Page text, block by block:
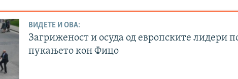
ВИДЕТЕ И ОВА:
Загриженост и осуда од европските лидери
пукањето кон Фицо